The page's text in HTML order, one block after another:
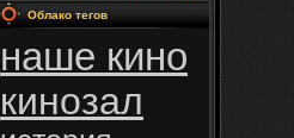
Облако тегов
наше кино
кинозал